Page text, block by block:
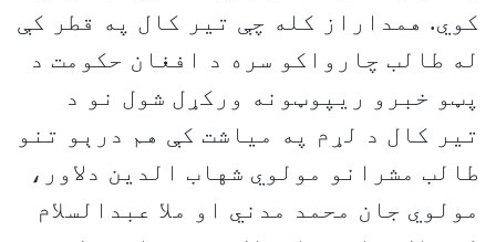
کوي. همداراز کله چې تير کال په قطر کې
له طالب چارواکو سره د افغان حکومت د
پټو خبرو ريپوټونه ورکړل شول نو د
تير کال د لړم په مياشت کې هم درېو تنو
طالب مشرانو مولوي شهاب الدین دلاور،
مولوي جان محمد مدني او ملا عبدالسلام